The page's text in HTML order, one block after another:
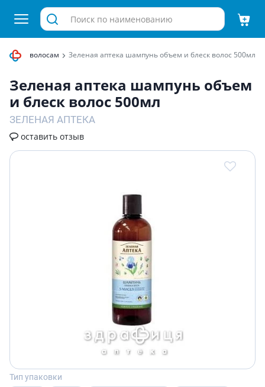
волосам Зеленая аптека шампунь объем и блеск волос 500мл
Зеленая аптека шампунь объем
и блеск волос 500мл
ЗЕЛЕНАЯ АПТЕКА
оставить отзыв
Тип упаковки